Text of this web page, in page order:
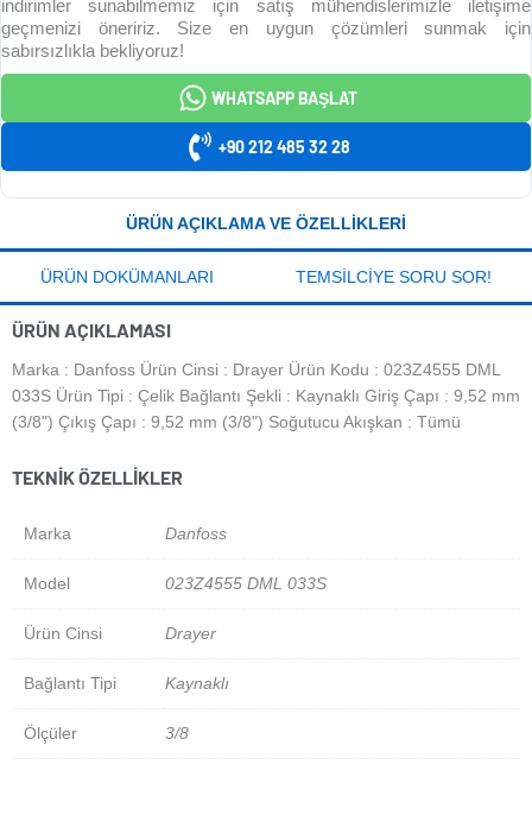
indirimler sunabilmemiz için satış mühendislerimizle iletişime
geçmenizi öneririz. Size en uygun çözümleri sunmak için
sabırsızlıkla bekliyoruz!
WHATSAPP BAŞLAT
+90 212 485 32 28
ÜRÜN AÇIKLAMA VE ÖZELLIKLERI
ÜRÜN DOKÜMANLARI TEMSILCIYE SORU SOR!
ÜRÜN AÇIKLAMASI
Marka : Danfoss Ürün Cinsi : Drayer Ürün Kodu : 023Z4555 DML
033S Ürün Tipi : Çelik Bağlantı Şekli : Kaynaklı Giriş Çapı : 9,52 mm
(3/8") Çıkış Çapı : 9,52 mm (3/8") Soğutucu Akışkan : Tümü
TEKNIK ÖZELLIKLER
Marka Danfoss
Model 023Z4555 DML 033S
Ürün Cinsi Drayer
Bağlantı Tipi Kaynaklı
Ölçüler 3/8